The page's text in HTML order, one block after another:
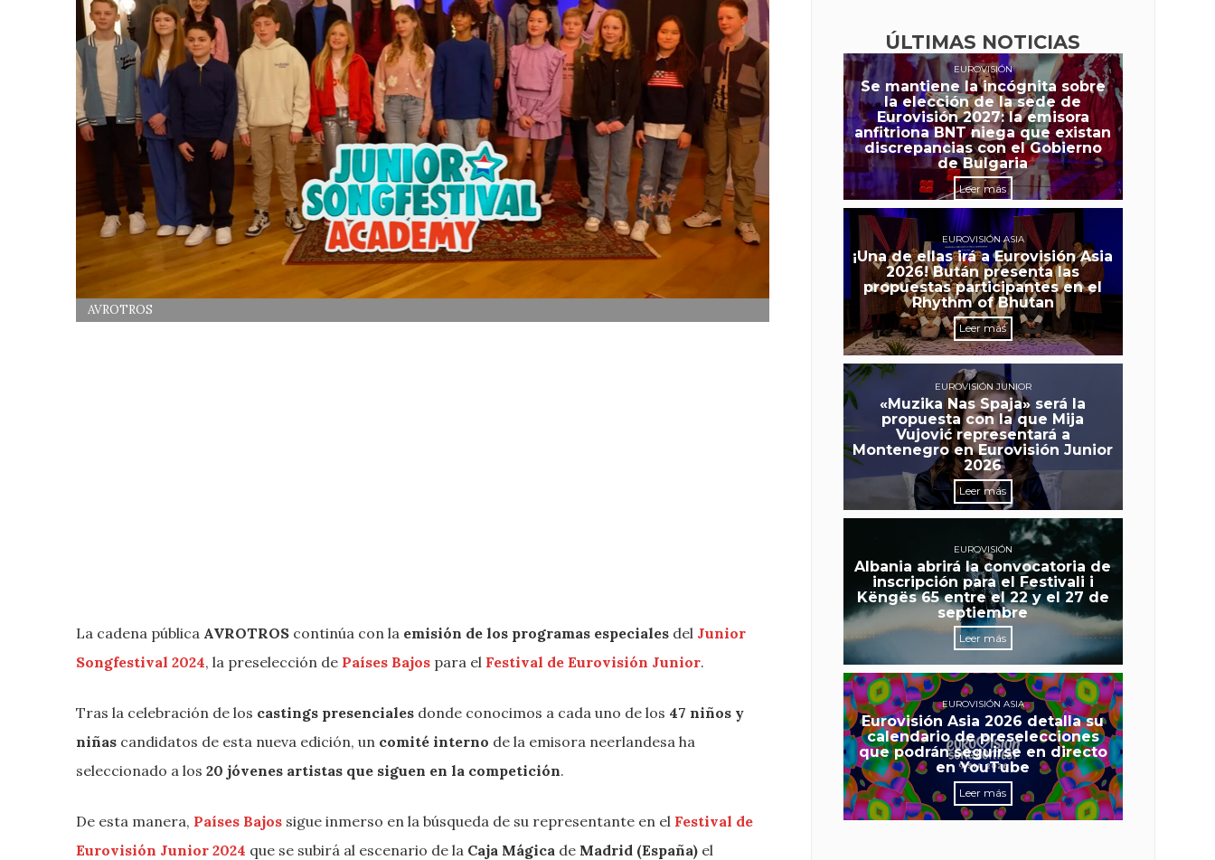
AVROTROS
La cadena pública AVROTROS continúa con la emisión de los programas especiales del Junior
Songfestival 2024, la preselección de Países Bajos para el Festival de Eurovisión Junior.
Tras la celebración de los castings presenciales donde conocimos a cada uno de los 47 niños y
niñas candidatos de esta nueva edición, un comité interno de la emisora neerlandesa ha
seleccionado a los 20 jóvenes artistas que siguen en la competición.
De esta manera, Países Bajos sigue inmerso en la búsqueda de su representante en el Festival de
Eurovisión Junior 2024 que se subirá al escenario de la Caja Mágica de Madrid (España) el
ÚLTIMAS NOTICIAS
EUROVISIÓN
Se mantiene la incógnita sobre
la elección de la sede de
Eurovisión 2027: la emisora
anfitriona BNT niega que existan
discrepancias con el Gobierno
de Bulgaria
Leer más
EUROVISIÓN ASIA
¡Una de ellas irá a Eurovisión Asia
2026! Bután presenta las
propuestas participantes en el
Rhythm of Bhutan
Leer más
EUROVISIÓN JUNIOR
«Muzika Nas Spaja» será la
propuesta con la que Mija
Vujović representará a
Montenegro en Eurovisión Junior
2026
Leer más
EUROVISIÓN
Albania abrirá la convocatoria de
inscripción para el Festivali i
Këngës 65 entre el 22 y el 27 de
septiembre
Leer más
EUROVISIÓN ASIA
Eurovisión Asia 2026 detalla su
calendario de preselecciones
que podrán seguirse en directo
en YouTube
Leer más